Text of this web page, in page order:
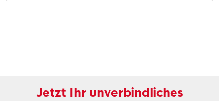
Jetzt Ihr unverbindliches